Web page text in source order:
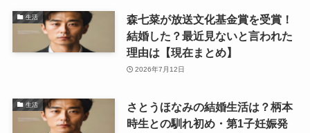
生活
森七菜が放送文化基金賞を受賞！
結婚した？最近見ないと言われた
理由は【現在まとめ】
2026年7月12日
生活
さとうほなみの結婚生活は？柄本
時生との馴れ初め・第1子妊娠発